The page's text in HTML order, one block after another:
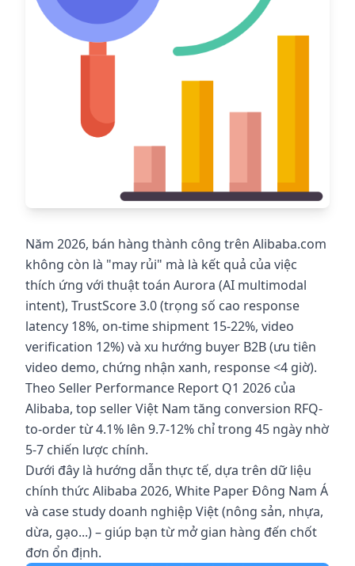
Năm 2026, bán hàng thành công trên Alibaba.com
không còn là "may rủi" mà là kết quả của việc
thích ứng với thuật toán Aurora (AI multimodal
intent), TrustScore 3.0 (trọng số cao response
latency 18%, on-time shipment 15-22%, video
verification 12%) và xu hướng buyer B2B (ưu tiên
video demo, chứng nhận xanh, response <4 giờ).
Theo Seller Performance Report Q1 2026 của
Alibaba, top seller Việt Nam tăng conversion RFQ-
to-order từ 4.1% lên 9.7-12% chỉ trong 45 ngày nhờ
5-7 chiến lược chính.
Dưới đây là hướng dẫn thực tế, dựa trên dữ liệu
chính thức Alibaba 2026, White Paper Đông Nam Á
và case study doanh nghiệp Việt (nông sản, nhựa,
dừa, gạo...) – giúp bạn từ mở gian hàng đến chốt
đơn ổn định.